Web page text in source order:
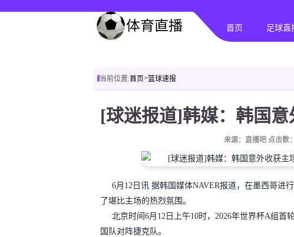
首页 足球直
当前位置:首页>篮球速报
来源：直播吧 点击数
6月12日讯 据韩国媒体NAVER报道，在墨西哥进
了堪比主场的热烈氛围。
北京时间6月12日上午10时，2026年世界杯A组
国队对阵捷克队。